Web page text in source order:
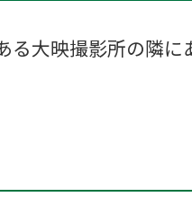
大映撮影所の隣に